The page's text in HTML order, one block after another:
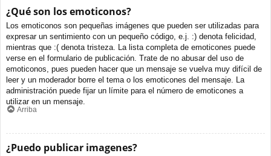
¿Qué son los emoticonos?
Los emoticonos son pequeñas imágenes que pueden ser utilizadas para
expresar un sentimiento con un pequeño código, e.j. :) denota felicidad,
mientras que :( denota tristeza. La lista completa de emoticones puede
verse en el formulario de publicación. Trate de no abusar del uso de
emoticonos, pues pueden hacer que un mensaje se vuelva muy difícil de
leer y un moderador borre el tema o los emoticones del mensaje. La
administración puede fijar un límite para el número de emoticones a
utilizar en un mensaje.
Arriba
¿Puedo publicar imagenes?